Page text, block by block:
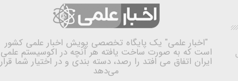
"اخبار علمی" یک پایگاه تخصصی پویش اخبار علمی کشور
است که به صورت ساخت یافته هر آنچه در اکوسیستم علمی
ایران اتفاق می افتد را رصد، دسته بندی و در اختیار شما قرار
می‌دهد